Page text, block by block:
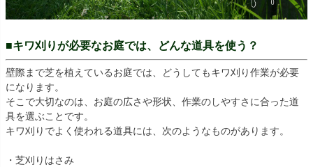
■キワ刈りが必要なお庭では、どんな道具を使う？
壁際まで芝を植えているお庭では、どうしてもキワ刈り作業が必要
になります。
そこで大切なのは、お庭の広さや形状、作業のしやすさに合った道
具を選ぶことです。
キワ刈りでよく使われる道具には、次のようなものがあります。
・芝刈りはさみ